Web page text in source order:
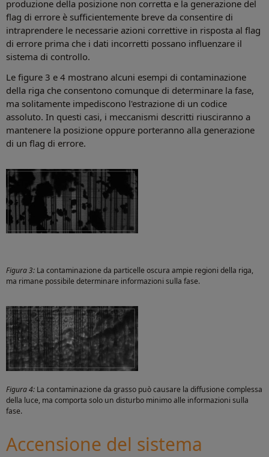
produzione della posizione non corretta e la generazione del
flag di errore è sufficientemente breve da consentire di
intraprendere le necessarie azioni correttive in risposta al flag
di errore prima che i dati incorretti possano influenzare il
sistema di controllo.
Le figure 3 e 4 mostrano alcuni esempi di contaminazione
della riga che consentono comunque di determinare la fase,
ma solitamente impediscono l'estrazione di un codice
assoluto. In questi casi, i meccanismi descritti riusciranno a
mantenere la posizione oppure porteranno alla generazione
di un flag di errore.
Figura 3: La contaminazione da particelle oscura ampie regioni della riga,
ma rimane possibile determinare informazioni sulla fase.
Figura 4: La contaminazione da grasso può causare la diffusione complessa
della luce, ma comporta solo un disturbo minimo alle informazioni sulla
fase.
Accensione del sistema